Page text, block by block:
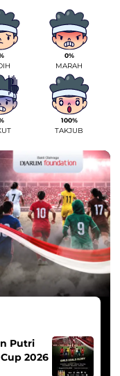
0%
MARAH
100%
TAKJUB
Putri
2026